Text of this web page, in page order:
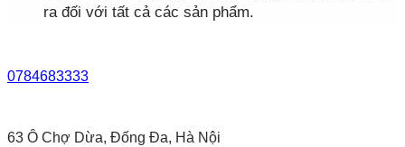
ra đối với tất cả các sản phẩm.
0784683333
63 Ô Chợ Dừa, Đống Đa, Hà Nội